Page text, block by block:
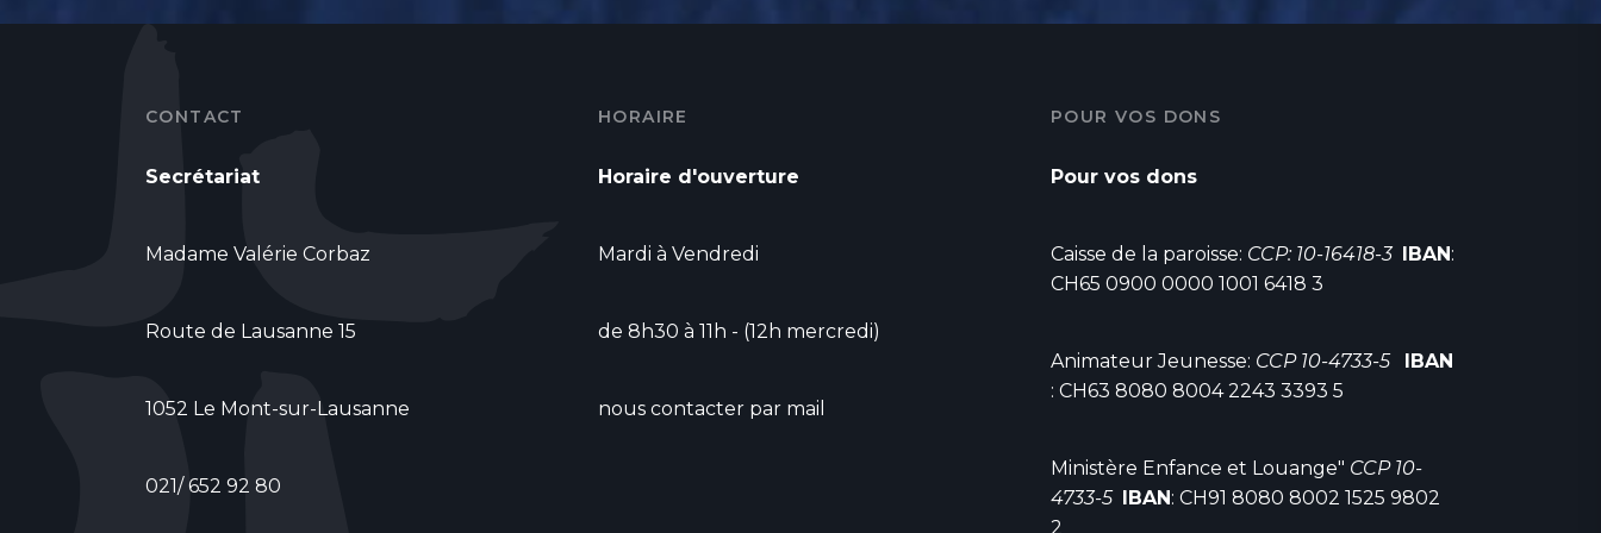
CONTACT
Secrétariat
Madame Valérie Corbaz
Route de Lausanne 15
1052 Le Mont-sur-Lausanne
021/ 652 92 80
HORAIRE
Horaire d'ouverture
Mardi à Vendredi
de 8h30 à 11h - (12h mercredi)
nous contacter par mail
POUR VOS DONS
Pour vos dons
Caisse de la paroisse: CCP: 10-16418-3 IBAN :
CH65 0900 0000 1001 6418 3
Animateur Jeunesse: CCP 10-4733-5
IBAN
: CH63 8080 8004 2243 3393 5
Ministère Enfance et Louange" CCP 10-
4733-5
IBAN : CH91 8080 8002 1525 9802
2